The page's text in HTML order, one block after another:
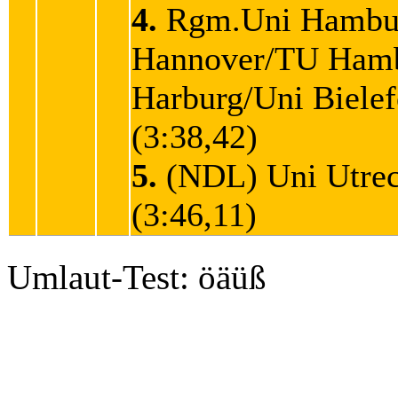
4. Rgm.Uni
Hannover/TU
Harburg/Uni
(3:38,42)
5. (NDL) Uni
(3:46,11)
Umlaut-Test: öäüß